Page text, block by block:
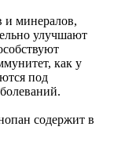
и минералов,
улучшают
как у
под
содержит в